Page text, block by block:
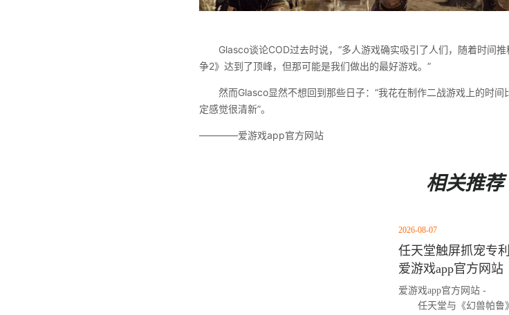
Glasco谈论COD过去时说，“多人游戏确实吸引了人们，随着时间
争2》达到了顶峰，但那可能是我们做出的最好游戏。”
然而Glasco显然不想回到那些日子：“我花在制作二战游戏上的时
定感觉很清新”。
————爱游戏app官方网站
相关推荐
2026-08-07
任天堂触屏抓宠专
爱游戏app官方网站
爱游戏app官方网站 -
任天堂与《幻兽帕鲁